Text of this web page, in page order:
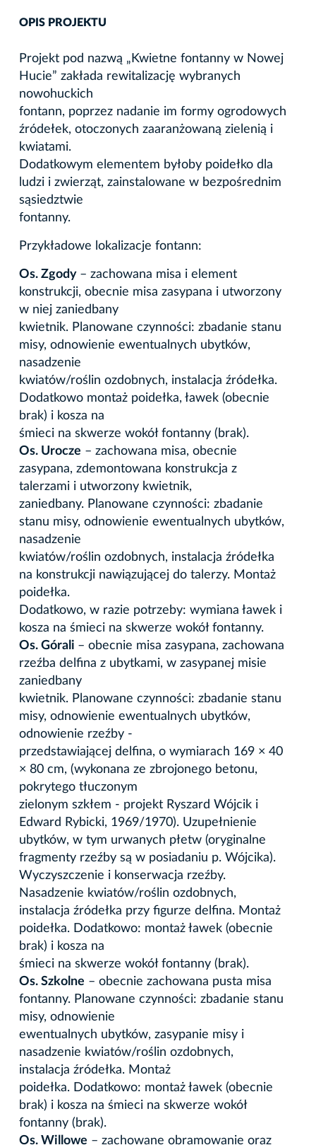
OPIS PROJEKTU
Projekt pod nazwą „Kwietne fontanny w Nowej
Hucie” zakłada rewitalizację wybranych
nowohuckich
fontann, poprzez nadanie im formy ogrodowych
źródełek, otoczonych zaaranżowaną zielenią i
kwiatami.
Dodatkowym elementem byłoby poidełko dla
ludzi i zwierząt, zainstalowane w bezpośrednim
sąsiedztwie
fontanny.
Przykładowe lokalizacje fontann:
Os. Zgody – zachowana misa i element
konstrukcji, obecnie misa zasypana i utworzony
w niej zaniedbany
kwietnik. Planowane czynności: zbadanie stanu
misy, odnowienie ewentualnych ubytków,
nasadzenie
kwiatów/roślin ozdobnych, instalacja źródełka.
Dodatkowo montaż poidełka, ławek (obecnie
brak) i kosza na
śmieci na skwerze wokół fontanny (brak).
Os. Urocze – zachowana misa, obecnie
zasypana, zdemontowana konstrukcja z
talerzami i utworzony kwietnik,
zaniedbany. Planowane czynności: zbadanie
stanu misy, odnowienie ewentualnych ubytków,
nasadzenie
kwiatów/roślin ozdobnych, instalacja źródełka
na konstrukcji nawiązującej do talerzy. Montaż
poidełka.
Dodatkowo, w razie potrzeby: wymiana ławek i
kosza na śmieci na skwerze wokół fontanny.
Os. Górali – obecnie misa zasypana, zachowana
rzeźba delfina z ubytkami, w zasypanej misie
zaniedbany
kwietnik. Planowane czynności: zbadanie stanu
misy, odnowienie ewentualnych ubytków,
odnowienie rzeźby -
przedstawiającej delfina, o wymiarach 169 × 40
× 80 cm, (wykonana ze zbrojonego betonu,
pokrytego tłuczonym
zielonym szkłem - projekt Ryszard Wójcik i
Edward Rybicki, 1969/1970). Uzupełnienie
ubytków, w tym urwanych płetw (oryginalne
fragmenty rzeźby są w posiadaniu p. Wójcika).
Wyczyszczenie i konserwacja rzeźby.
Nasadzenie kwiatów/roślin ozdobnych,
instalacja źródełka przy figurze delfina. Montaż
poidełka. Dodatkowo: montaż ławek (obecnie
brak) i kosza na
śmieci na skwerze wokół fontanny (brak).
Os. Szkolne – obecnie zachowana pusta misa
fontanny. Planowane czynności: zbadanie stanu
misy, odnowienie
ewentualnych ubytków, zasypanie misy i
nasadzenie kwiatów/roślin ozdobnych,
instalacja źródełka. Montaż
poidełka. Dodatkowo: montaż ławek (obecnie
brak) i kosza na śmieci na skwerze wokół
fontanny (brak).
Os. Willowe – zachowane obramowanie oraz